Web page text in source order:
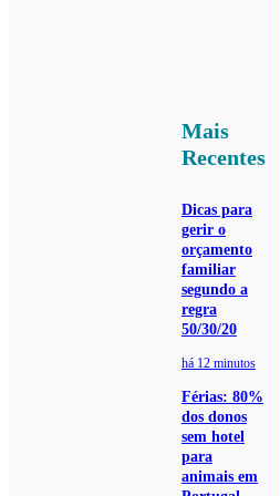
Mais
Recentes
Dicas para
gerir o
orçamento
familiar
segundo a
regra
50/30/20
há 12 minutos
Férias: 80%
dos donos
sem hotel
para
animais em